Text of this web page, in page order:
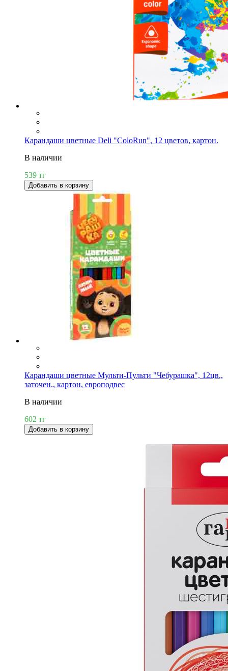
Карандаши цветные Deli "ColoRun", 12 цветов, картон.
В наличии
539 тг
Добавить в корзину
Карандаши цветные Мульти-Пульти "Чебурашка", 12цв.,
заточен., картон, европодвес
В наличии
602 тг
Добавить в корзину